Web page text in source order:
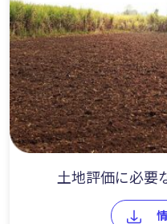
土地評価に必要